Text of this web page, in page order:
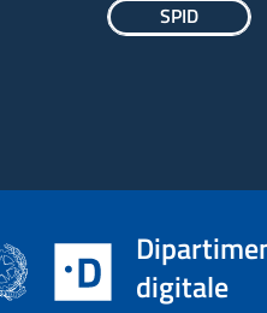
SPID
digitale